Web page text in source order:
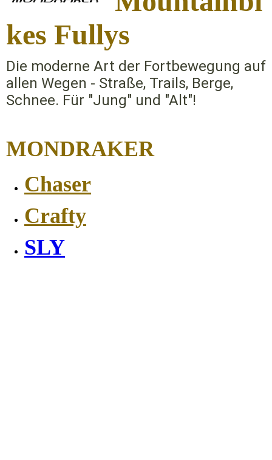
kes Fullys
Die moderne Art der Fortbewegung auf
allen Wegen - Straße, Trails, Berge,
Schnee. Für "Jung" und "Alt"!
MONDRAKER
Chaser
Crafty
SLY